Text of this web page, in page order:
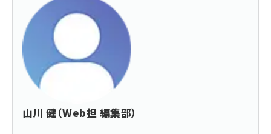
山川 健（Web担 編集部）